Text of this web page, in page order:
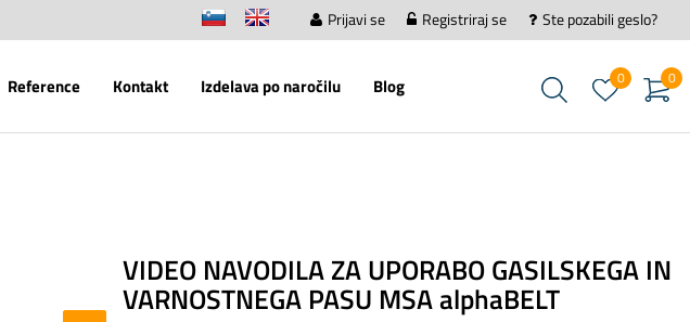
Prijavi se Registriraj se Ste pozabili geslo?
Reference Kontakt Izdelava po naročilu Blog 0
0
VIDEO NAVODILA ZA UPORABO GASILSKEGA IN
VARNOSTNEGA PASU MSA alphaBELT